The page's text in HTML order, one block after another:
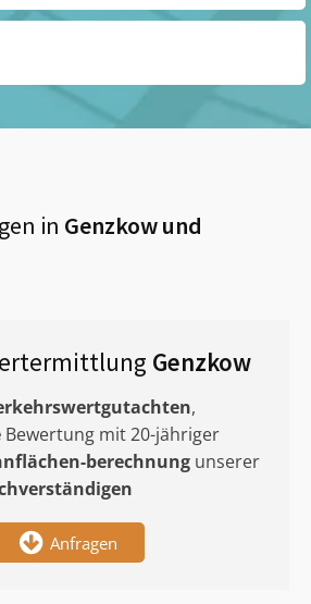
in Genzkowund
Genzkow
,
Bewertung mit 20-jähriger
berechnung unserer
Anfragen